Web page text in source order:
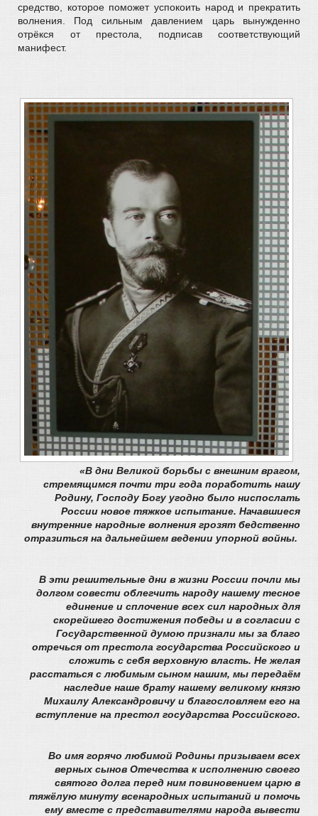
средство, которое поможет успокоить народ и прекратить
волнения. Под сильным давлением царь вынужденно
отрёкся от престола, подписав соответствующий
манифест.
«В дни Великой борьбы с внешним врагом,
стремящимся почти три года поработить нашу
Родину, Господу Богу угодно было ниспослать
России новое тяжкое испытание. Начавшиеся
внутренние народные волнения грозят бедственно
отразиться на дальнейшем ведении упорной войны.
В эти решительные дни в жизни России почли мы
долгом совести облегчить народу нашему тесное
единение и сплочение всех сил народных для
скорейшего достижения победы и в согласии с
Государственной думою признали мы за благо
отречься от престола государства Российского и
сложить с себя верховную власть. Не желая
расстаться с любимым сыном нашим, мы передаём
наследие наше брату нашему великому князю
Михаилу Александровичу и благословляем его на
вступление на престол государства Российского.
Во имя горячо любимой Родины призываем всех
верных сынов Отечества к исполнению своего
святого долга перед ним повиновением царю в
тяжёлую минуту всенародных испытаний и помочь
ему вместе с представителями народа вывести